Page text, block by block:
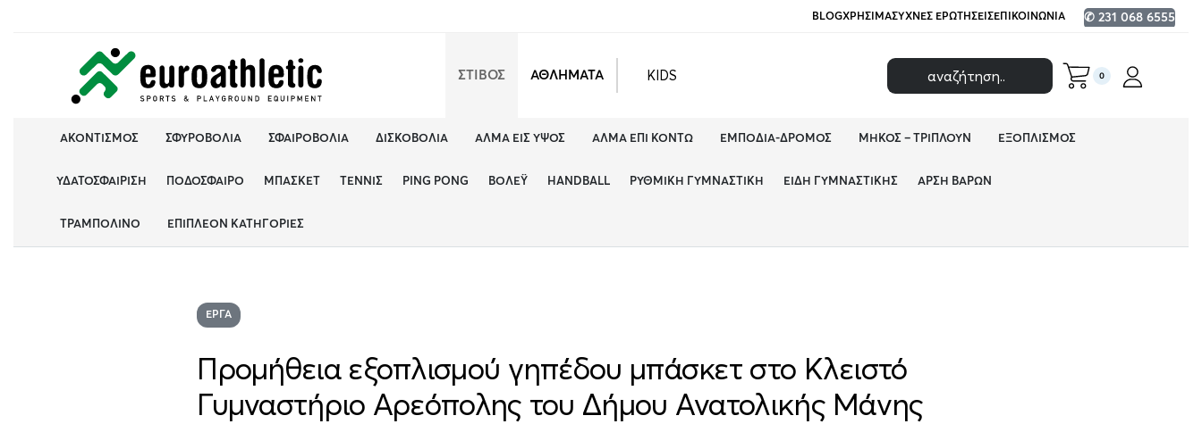
BLOGΧΡΉΣΙΜΑΣΥΧΝΈΣ ΕΡΩΤΉΣΕΙΣΕΠΙΚΟΙΝΩΝΊΑ ✆ 231 068 6555
ΣΤΙΒΟΣ ΑΘΛΗΜΑΤΑ KIDS 0
ΑΚΟΝΤΙΣΜΌΣ ΣΦΥΡΟΒΟΛΊΑ ΣΦΑΙΡΟΒΟΛΊΑ ΔΙΣΚΟΒΟΛΊΑ ΆΛΜΑ ΕΙΣ ΎΨΟΣ ΆΛΜΑ ΕΠΊ ΚΟΝΤΏ ΕΜΠΌΔΙΑ-ΔΡΌΜΟΣ ΜΉΚΟΣ – ΤΡΙΠΛΟΎΝ ΕΞΟΠΛΙΣΜΌΣ
ΥΔΑΤΟΣΦΑΊΡΙΣΗ ΠΟΔΌΣΦΑΙΡΟ ΜΠΆΣΚΕΤ ΤΈΝΝΙΣ PING PONG ΒΌΛΕΫ HANDBALL ΡΥΘΜΙΚΉ ΓΥΜΝΑΣΤΙΚΉ ΕΊΔΗ ΓΥΜΝΑΣΤΙΚΉΣ ΆΡΣΗ ΒΑΡΏΝ
ΤΡΑΜΠΟΛΊΝΟ ΕΠΙΠΛΈΟΝ ΚΑΤΗΓΟΡΊΕΣ
ΈΡΓΑ
Προμήθεια εξοπλισμού γηπέδου μπάσκετ στο Κλειστό
Γυμναστήριο Αρεόπολης του Δήμου Ανατολικής Μάνης